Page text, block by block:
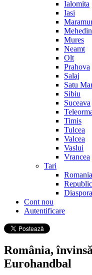
Ialomita
Iasi
Mures
Neamt
Olt
Prahova
Salaj
Satu
Sibiu
Suceava
Timis
Tulcea
Valcea
Vaslui
Vrancea
Tari
Romania
Diaspora
Cont nou
Autentificare
România,
Eurohandbal